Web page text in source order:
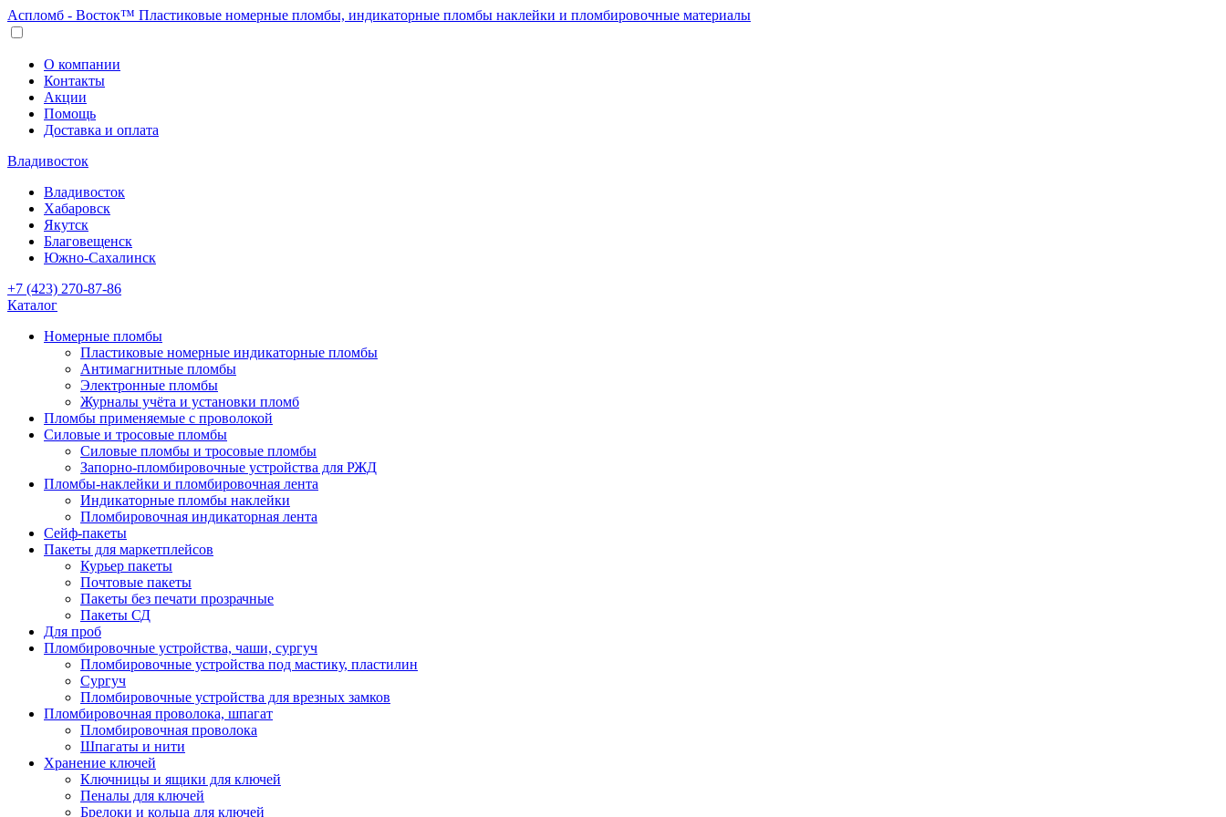
Аспломб - Восток™ Пластиковые номерные пломбы, индикаторные пломбы наклейки и пломбировочные материалы
О компании
Контакты
Акции
Помощь
Доставка и оплата
Владивосток
Владивосток
Хабаровск
Якутск
Благовещенск
Южно-Сахалинск
+7 (423) 270-87-86
Каталог
Номерные пломбы
Пластиковые номерные индикаторные пломбы
Антимагнитные пломбы
Электронные пломбы
Журналы учёта и установки пломб
Пломбы применяемые с проволокой
Силовые и тросовые пломбы
Силовые пломбы и тросовые пломбы
Запорно-пломбировочные устройства для РЖД
Пломбы-наклейки и пломбировочная лента
Индикаторные пломбы наклейки
Пломбировочная индикаторная лента
Сейф-пакеты
Пакеты для маркетплейсов
Курьер пакеты
Почтовые пакеты
Пакеты без печати прозрачные
Пакеты СД
Для проб
Пломбировочные устройства, чаши, сургуч
Пломбировочные устройства под мастику, пластилин
Сургуч
Пломбировочные устройства для врезных замков
Пломбировочная проволока, шпагат
Пломбировочная проволока
Шпагаты и нити
Хранение ключей
Ключницы и ящики для ключей
Пеналы для ключей
Брелоки и кольца для ключей